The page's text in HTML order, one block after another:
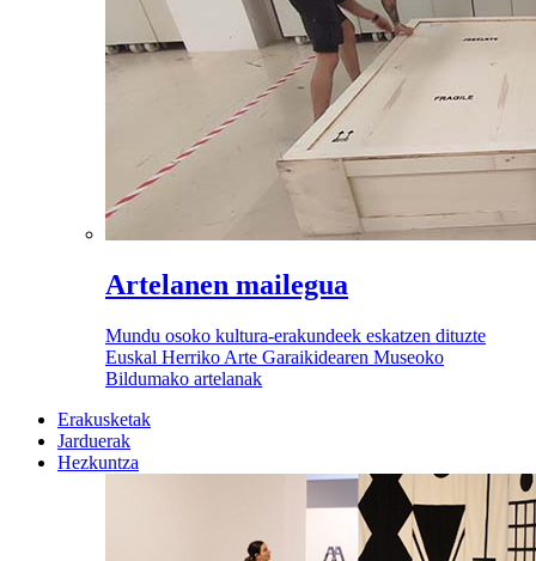
Artelanen mailegua
Mundu osoko kultura-erakundeek eskatzen dituzte
Euskal Herriko Arte Garaikidearen Museoko
Bildumako artelanak
Erakusketak
Jarduerak
Hezkuntza